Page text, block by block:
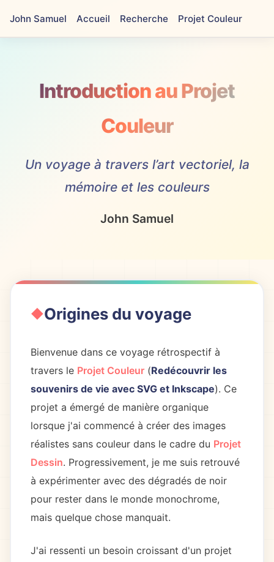
John Samuel Accueil Recherche Projet Couleur
Introduction au Projet
Couleur
Un voyage à travers l’art vectoriel, la
mémoire et les couleurs
John Samuel
Origines du voyage
Bienvenue dans ce voyage rétrospectif à
travers le Projet Couleur (Redécouvrir les
souvenirs de vie avec SVG et Inkscape). Ce
projet a émergé de manière organique
lorsque j'ai commencé à créer des images
réalistes sans couleur dans le cadre du Projet
Dessin. Progressivement, je me suis retrouvé
à expérimenter avec des dégradés de noir
pour rester dans le monde monochrome,
mais quelque chose manquait.
J'ai ressenti un besoin croissant d'un projet